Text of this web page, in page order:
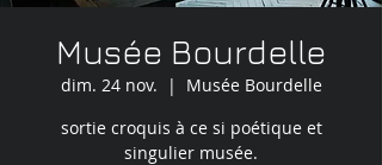
Musée Bourdelle
dim. 24 nov.
  |
Musée Bourdelle
sortie croquis à ce si poétique et
singulier musée.